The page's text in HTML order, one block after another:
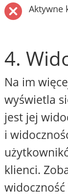
Aktywne
4.
Na im
wyświetla
jest jej
i
klienci.